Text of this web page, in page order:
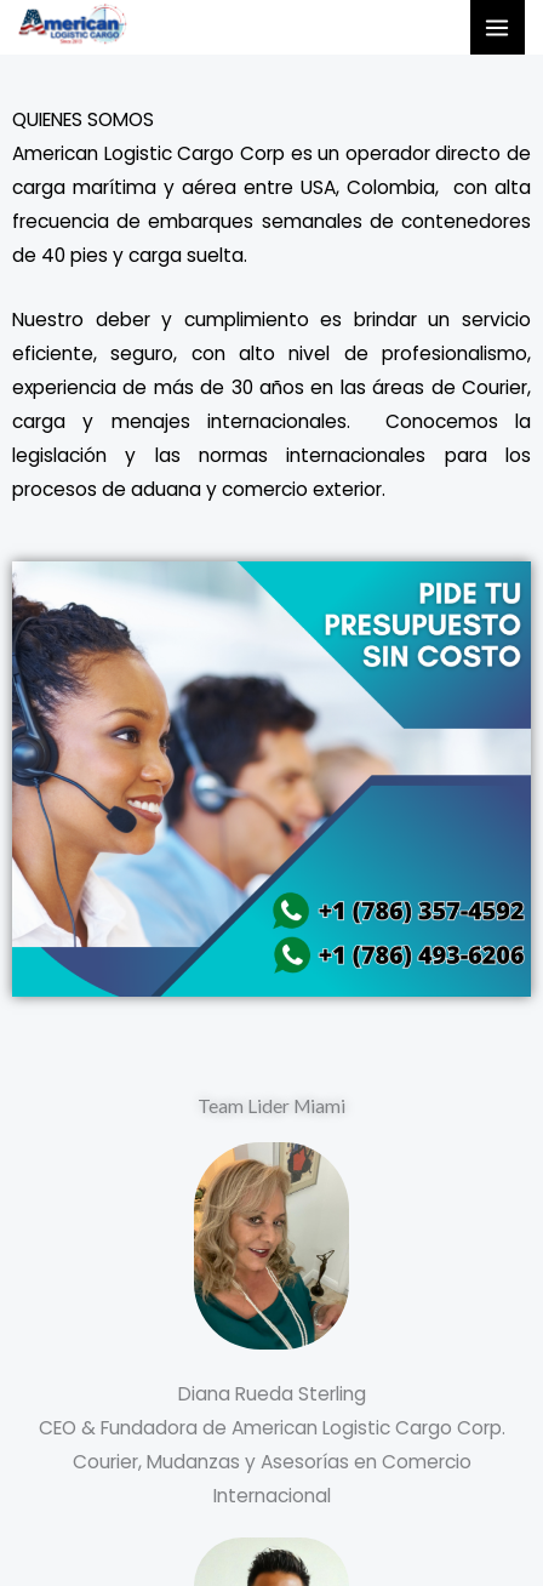
QUIENES SOMOS
American Logistic Cargo Corp es un operador directo de
carga marítima y aérea entre USA, Colombia, con alta
frecuencia de embarques semanales de contenedores
de 40 pies y carga suelta.
Nuestro deber y cumplimiento es brindar un servicio
eficiente, seguro, con alto nivel de profesionalismo,
experiencia de más de 30 años en las áreas de Courier,
carga y menajes internacionales. Conocemos la
legislación y las normas internacionales para los
procesos de aduana y comercio exterior.
Team Lider Miami
Diana Rueda Sterling
CEO & Fundadora de American Logistic Cargo Corp.
Courier, Mudanzas y Asesorías en Comercio
Internacional